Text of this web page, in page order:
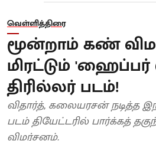
வெள்ளித்திரை
மூன்றாம் கண்
மிரட்டும்
திரில்லர் படம்!
விதார்த், கலையரசன் நடித்த
படம் தியேட்டரில் பார்க்கத்
விமர்சனம்.